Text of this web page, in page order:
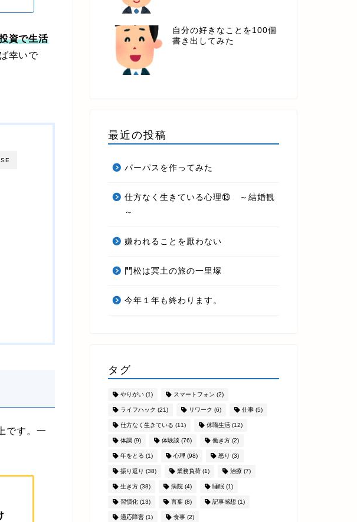
資で生活
幸いで
です。一
自分の好きなことを100個
書き出してみた
最近の投稿
パーパスを作ってみた
仕方なく生きている心理⑬ ～結婚観
～
嫌われることを厭わない
門松は冥土の旅の一里塚
今年１年も終わります。
タグ
やりがい(1) スマートフォン (2)
ライフハック (21) リワーク (6) 仕事(5)
仕方なく生きている (11) 休職生活(12)
体調 (9) 体験談 (76) 働き方(2)
年をとる (1) 心理 (98) 怒り (3)
振り返り (38) 業務負荷(1) 治療(7)
生き方(38) 病院(4) 睡眠(1)
習慣化(13) 言葉(8) 記事感想 (1)
適応障害(1) 食事(2)